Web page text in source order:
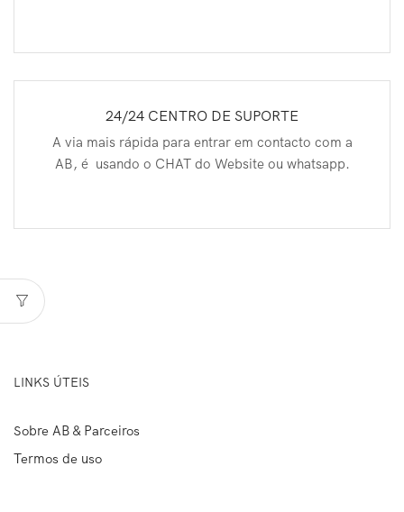
24/24 CENTRO DE SUPORTE
A via mais rápida para entrar em contacto com a
AB, é usando o CHAT do Website ou whatsapp.
LINKS ÚTEIS
Sobre AB & Parceiros
Termos de uso